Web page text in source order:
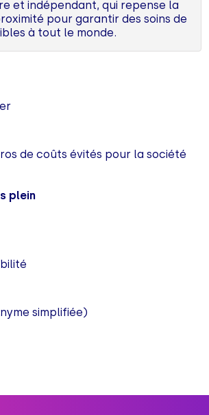
et indépendant, qui repense la
pour garantir des soins de
à tout le monde.
de coûts évités pour la société
plein
simplifiée)